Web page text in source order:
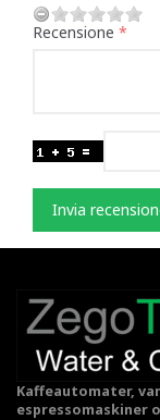
Recensione
Invia
Kaffeautomater,
espressomaskiner